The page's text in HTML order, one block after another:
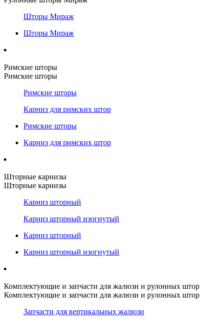
Шторы Мираж
Шторы Мираж
Римские шторы
Римские шторы
Римские шторы
Карниз для римских штор
Римские шторы
Карниз для римских штор
Шторные карнизы
Шторные карнизы
Карниз шторный
Карниз шторный изогнутый
Карниз шторный
Карниз шторный изогнутый
Комплектующие и запчасти для жалюзи и рулонных штор
Комплектующие и запчасти для жалюзи и рулонных штор
Запчасти для вертикальных жалюзи